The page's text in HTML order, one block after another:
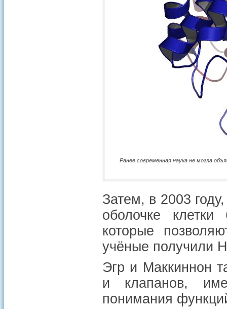
Ранее современная наука не могла
Затем, в 2003
оболочке
которые
учёные получили
Эгр и Маккиннон
и клапанов,
понимания